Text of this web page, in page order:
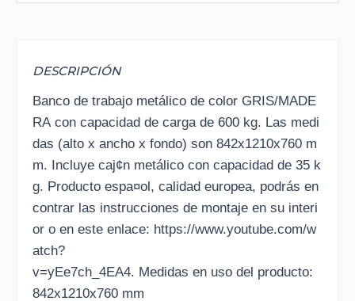
DESCRIPCIÓN
Banco de trabajo metálico de color GRIS/MADE
RA con capacidad de carga de 600 kg. Las medi
das (alto x ancho x fondo) son 842x1210x760 m
m. Incluye caj¢n metálico con capacidad de 35 k
g. Producto espa¤ol, calidad europea, podrás en
contrar las instrucciones de montaje en su interi
or o en este enlace: https://www.youtube.com/w
atch?
v=yEe7ch_4EA4. Medidas en uso del producto:
842x1210x760 mm